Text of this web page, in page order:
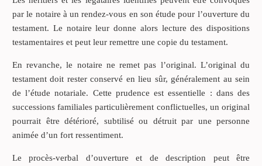
par le notaire à un rendez-vous en son étude pour l’ouverture du
testament. Le notaire leur donne alors lecture des dispositions
testamentaires et peut leur remettre une copie du testament.
En revanche, le notaire ne remet pas l’original. L’original du
testament doit rester conservé en lieu sûr, généralement au sein
de l’étude notariale. Cette prudence est essentielle : dans des
successions familiales particulièrement conflictuelles, un original
pourrait être détérioré, subtilisé ou détruit par une personne
animée d’un fort ressentiment.
Le procès-verbal d’ouverture et de description peut être